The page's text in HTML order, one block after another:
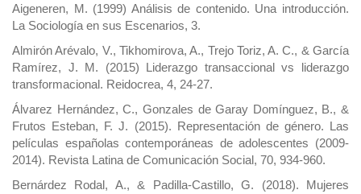
Aigeneren, M. (1999) Análisis de contenido. Una introducción.
La Sociología en sus Escenarios, 3.
Almirón Arévalo, V., Tikhomirova, A., Trejo Toriz, A. C., & García
Ramírez, J. M. (2015) Liderazgo transaccional vs liderazgo
transformacional. Reidocrea, 4, 24-27.
Álvarez Hernández, C., Gonzales de Garay Domínguez, B., &
Frutos Esteban, F. J. (2015). Representación de género. Las
películas españolas contemporáneas de adolescentes (2009-
2014). Revista Latina de Comunicación Social, 70, 934-960.
Bernárdez Rodal, A., & Padilla-Castillo, G. (2018). Mujeres